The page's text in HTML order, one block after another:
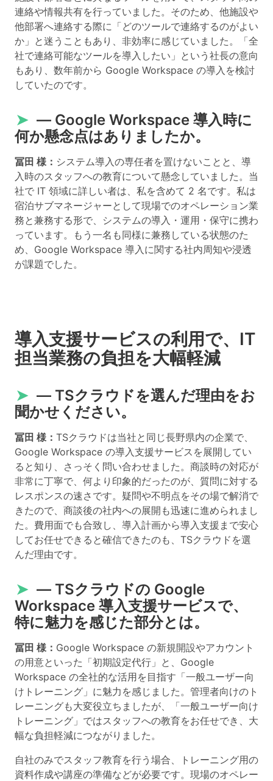
連絡や情報共有を行っていました。そのため、他施設や
他部署へ連絡する際に「どのツールで連絡するのがよい
か」と迷うこともあり、非効率に感じていました。「全
社で連絡可能なツールを導入したい」という社長の意向
もあり、数年前から Google Workspace の導入を検討
していたのです。
➤ ― Google Workspace 導入時に
何か懸念点はありましたか。
冨田 様： システム導入の専任者を置けないことと、導
入時のスタッフへの教育について懸念していました。当
社で IT 領域に詳しい者は、私を含めて 2 名です。私は
宿泊サブマネージャーとして現場でのオペレーション業
務と兼務する形で、システムの導入・運用・保守に携わ
っています。もう一名も同様に兼務している状態のた
め、Google Workspace 導入に関する社内周知や浸透
が課題でした。
導入支援サービスの利用で、IT
担当業務の負担を大幅軽減
➤ ― TSクラウドを選んだ理由をお
聞かせください。
冨田 様： TSクラウドは当社と同じ長野県内の企業で、
Google Workspace の導入支援サービスを展開してい
ると知り、さっそく問い合わせました。商談時の対応が
非常に丁寧で、何より印象的だったのが、質問に対する
レスポンスの速さです。疑問や不明点をその場で解消で
きたので、商談後の社内への展開も迅速に進められまし
た。費用面でも合致し、導入計画から導入支援まで安心
してお任せできると確信できたのも、TSクラウドを選
んだ理由です。
➤ ― TSクラウドの Google
Workspace 導入支援サービスで、
特に魅力を感じた部分とは。
冨田 様： Google Workspace の新規開設やアカウント
の用意といった「初期設定代行」と、Google
Workspace の全社的な活用を目指す「一般ユーザー向
けトレーニング」に魅力を感じました。管理者向けのト
レーニングも大変役立ちましたが、「一般ユーザー向け
トレーニング」ではスタッフへの教育をお任せでき、大
幅な負担軽減につながりました。
自社のみでスタッフ教育を行う場合、トレーニング用の
資料作成や講座の準備などが必要です。現場のオペレー